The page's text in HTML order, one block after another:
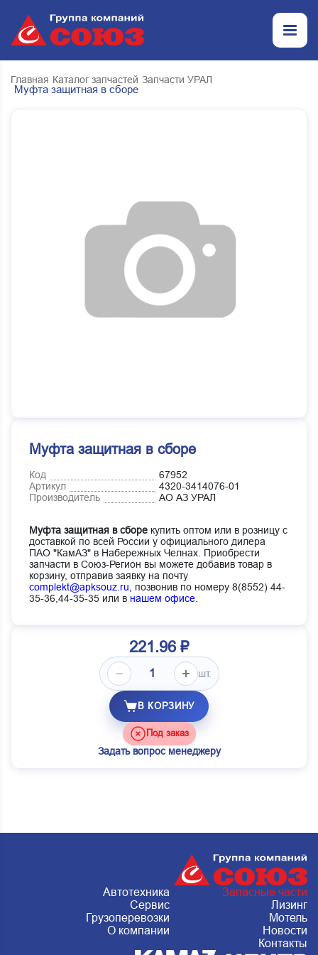
Главная Каталог запчастей Запчасти УРАЛ
Муфта защитная в сборе
Муфта защитная в сборе
Код
67952
Артикул
4320-3414076-01
Производитель
АО АЗ УРАЛ
Муфта защитная в сборе купить оптом или в розницу с
доставкой по всей России у официального дилера
ПАО "КамАЗ" в Набережных Челнах. Приобрести
запчасти в Союз-Регион вы можете добавив товар в
корзину, отправив заявку на почту
complekt@apksouz.ru,
позвонив по номеру 8(8552) 44-
35-36,44-35-35 или в нашем офисе
221.96 ₽
шт.
В КОРЗИНУ
Под заказ
Задать вопрос менеджеру
Автотехника
Запасные части
Сервис
Лизинг
Грузоперевозки
Мотель
О компании
Новости
Контакты